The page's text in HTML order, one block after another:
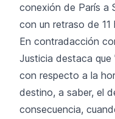
conexión de París a
con un retraso de 11
En contradacción
Justicia destaca que
con respecto a la
destino, a saber, el
consecuencia,